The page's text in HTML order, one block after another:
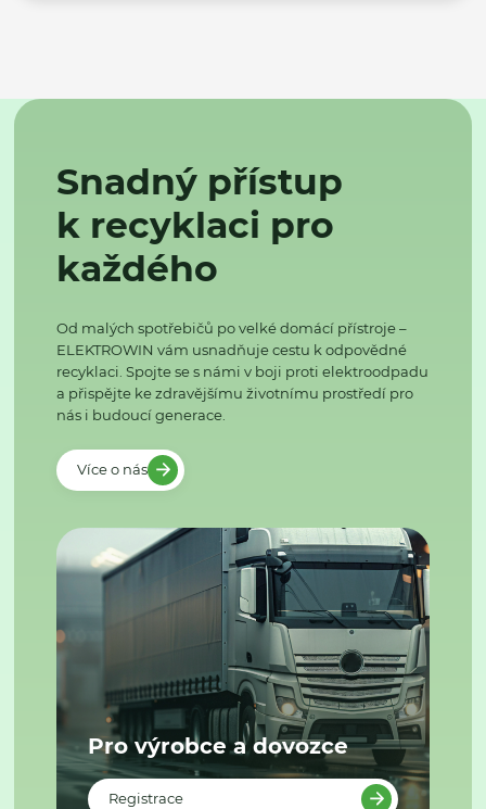
Snadný přístup
k recyklaci pro
každého
Od malých spotřebičů po velké domácí přístroje –
ELEKTROWIN vám usnadňuje cestu k odpovědné
recyklaci. Spojte se s námi v boji proti elektroodpadu
a přispějte ke zdravějšímu životnímu prostředí pro
nás i budoucí generace.
Více o nás
Pro výrobce a dovozce
Registrace